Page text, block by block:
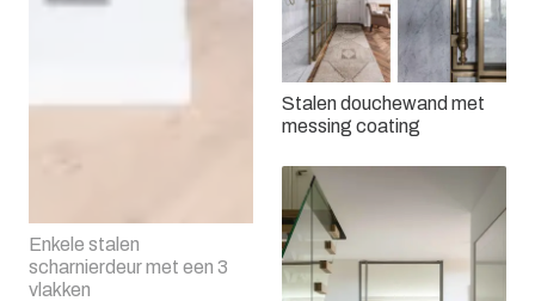
Enkele stalen
scharnierdeur met een 3
vlakken
Stalen douchewand met
messing coating